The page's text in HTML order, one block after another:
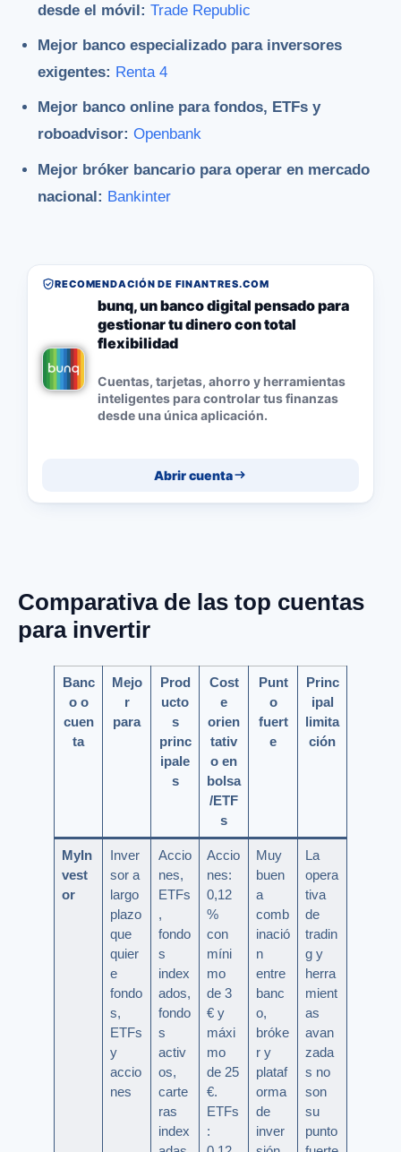
desde el móvil: Trade Republic
Mejor banco especializado para inversores
exigentes: Renta 4
Mejor banco online para fondos, ETFs y
roboadvisor: Openbank
Mejor bróker bancario para operar en mercado
nacional: Bankinter
RECOMENDACIÓN DE FINANTRES.COM
bunq, un banco digital pensado para
gestionar tu dinero con total
flexibilidad
Cuentas, tarjetas, ahorro y herramientas
inteligentes para controlar tus finanzas
desde una única aplicación.
Abrir cuenta
Comparativa de las top cuentas
para invertir
Banc
o o
cuen
ta
Mejo
r
para
Prod
ucto
s
princ
ipale
s
Cost
e
orien
tativ
o en
bolsa
/ETF
s
Punt
o
fuert
e
Princ
ipal
limita
ción
MyIn
vest
or
Inver
sor a
largo
plazo
que
quier
e
fondo
s,
ETFs
y
accio
nes
Accio
nes,
ETFs
,
fondo
s
index
ados,
fondo
s
activ
os,
carte
ras
index
Accio
nes:
0,12
%
con
míni
mo
de 3
€ y
máxi
mo
de 25
€.
ETFs
:
Muy
buen
a
comb
inació
n
entre
banc
o,
bróke
r y
plataf
orma
de
inver
La
opera
tiva
de
tradin
g y
herra
mient
as
avan
zada
s no
son
su
punto